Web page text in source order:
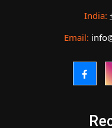
India:
Email: